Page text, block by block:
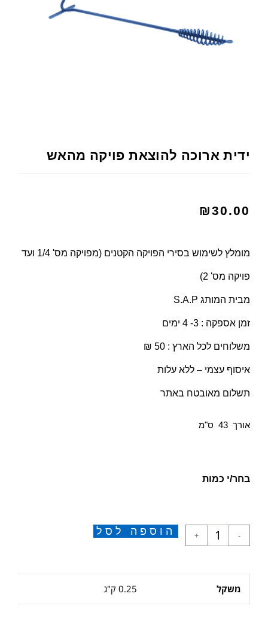
ידית ארוכה להוצאת פויקה מהאש
₪30.00
מומלץ לשימוש בסירי הפויקה הקטנים (מפויקה מס' 1/4 ועד
פויקה מס' 2)
מבית המותג S.A.P
זמן אספקה : 3- 4 ימים
משלוחים לכל הארץ : 50 ₪
איסוף עצמי – ללא עלות
תשלום מאובטח באתר
אורך 43 ס"מ
בחר/י כמות
-
+ הוספה לסל
משקל 0.25 ק"ג